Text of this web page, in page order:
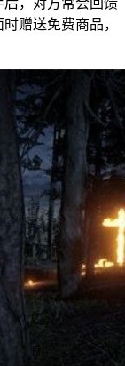
，对方常会回馈
赠送免费商品，